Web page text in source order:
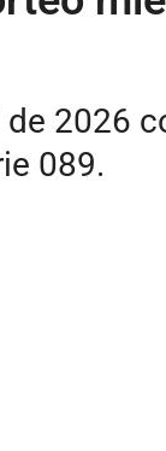
2026
089.